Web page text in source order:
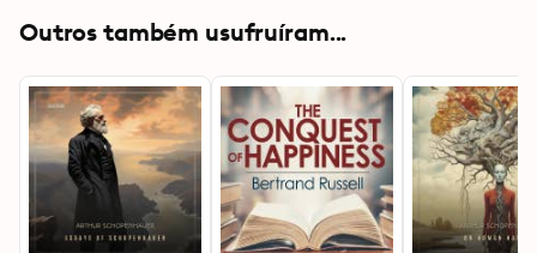
Outros também usufruíram...